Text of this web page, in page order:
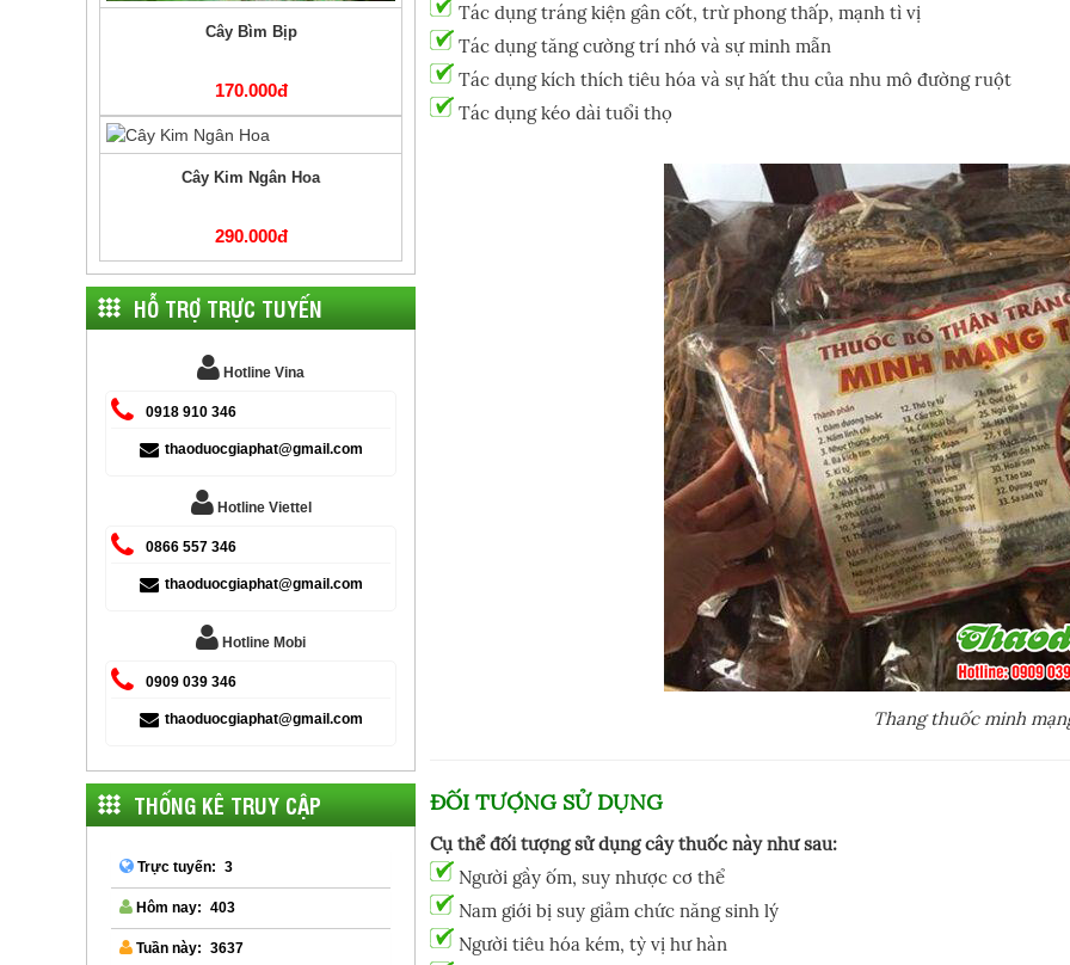
Tác dụng tráng kiện gân cốt, trừ phong thấp, mạnh tì vị
Tác dụng tăng cường trí nhớ và sự minh mẫn
Tác dụng kích thích tiêu hóa và sự hất thu của nhu mô đường ruột
Tác dụng kéo dài tuổi thọ
Thang thuốc minh
ĐỐI TƯỢNG SỬ DỤNG
Cụ thể đối tượng sử dụng cây thuốc này như sau:
Người gầy ốm, suy nhược cơ thể
Nam giới bị suy giảm chức năng sinh lý
Người tiêu hóa kém, tỳ vị hư hàn
Cây Bìm Bịp
170.000đ
Cây Kim Ngân Hoa
290.000đ
HỖ TRỢ TRỰC TUYẾN
Hotline Vina
0918 910 346
thaoduocgiaphat@gmail.com
Hotline Viettel
0866 557 346
thaoduocgiaphat@gmail.com
Hotline Mobi
0909 039 346
thaoduocgiaphat@gmail.com
THỐNG KÊ TRUY CẬP
Trực tuyến: 3
Hôm nay: 403
Tuần này: 3637